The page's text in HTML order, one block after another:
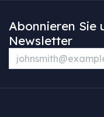
Abonnieren Sie
Newsletter